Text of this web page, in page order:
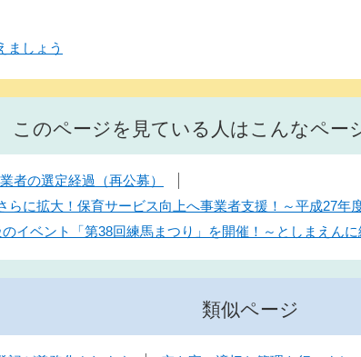
ましょう
このページを見ている人はこんなペー
者の選定経過（再公募）
らに拡大！保育サービス向上へ事業者支援！～平成27年
のイベント「第38回練馬まつり」を開催！～としまえん
類似ページ